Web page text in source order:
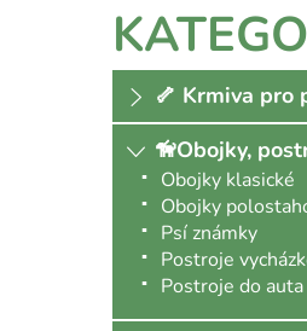
🦴 Krmiva pro
🦮Obojky,
Obojky klasické
Obojky
Psí známky
Postroje
Postroje do auta